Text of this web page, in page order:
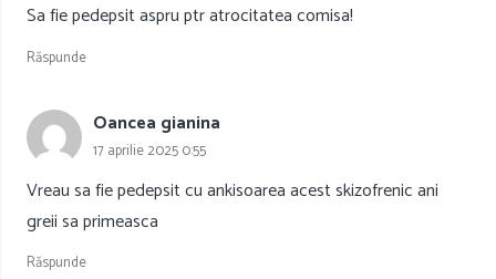
Sa fie pedepsit aspru ptr atrocitatea comisa!
Răspunde
Oancea gianina
17 aprilie 2025 0:55
Vreau sa fie pedepsit cu ankisoarea acest skizofrenic ani
greii sa primeasca
Răspunde